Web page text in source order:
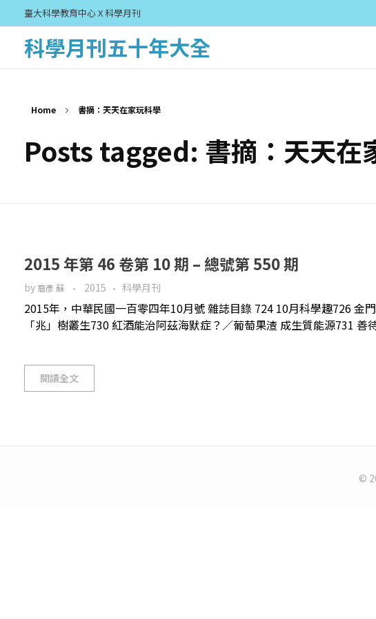
臺大科學教育中心 X 科學月刊
科學月刊五十年大全
Home 書摘：天天在家玩科學
Posts tagged: 書摘：天天在
2015 年第 46 卷第 10 期 – 總號第 550 期
by 裔彥 蘇 2015 科學月刊
2015年，中華民國一百零四年10月號 雜誌目錄 724 10月科學趣726
「兆」樹叢生730 紅酒能治阿茲海默症？／葡萄果渣 成生質能源731 善
閱讀全文
©